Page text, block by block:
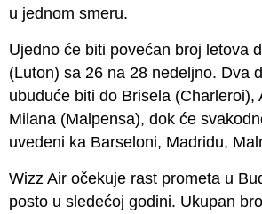
u jednom smeru.
Ujedno će biti povećan broj letova
(Luton) sa 26 na 28 nedeljno. Dva
ubuduće biti do Brisela (Charleroi),
Milana (Malpensa), dok će
uvedeni ka Barseloni, Madridu,
Wizz Air očekuje rast prometa u
posto u sledećoj godini. Ukupan